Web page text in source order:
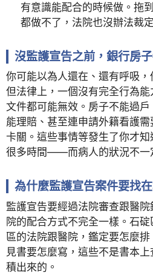
有意識能配合的時候做。拖
都做不了，法院也沒辦法裁定
沒監護宣告之前，銀行房
你可能以為人還在、還有呼吸，
但法律上，一個沒有完全行為
文件都可能無效。房子不能過
能理賠、甚至連申請外籍看護
卡關。這些事情等發生了你才
很多時間——而病人的狀況不一
為什麼監護宣告案件要找
監護宣告要經過法院審查跟醫
院的配合方式不完全一樣。石
區的法院跟醫院，鑑定要怎麼
見書要怎麼寫，這些不是書本
積出來的。